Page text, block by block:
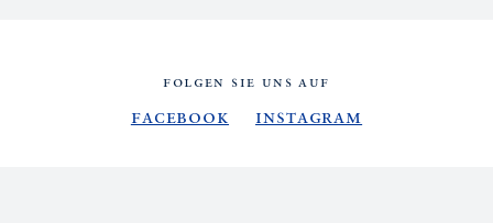
FOLGEN SIE UNS AUF
Facebook Instagram